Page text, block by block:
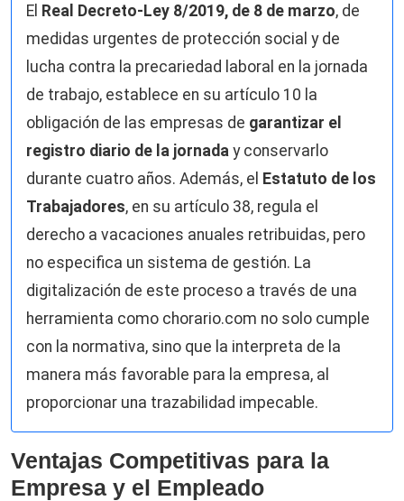
El Real Decreto-Ley 8/2019, de 8 de marzo, de
medidas urgentes de protección social y de
lucha contra la precariedad laboral en la jornada
de trabajo, establece en su artículo 10 la
obligación de las empresas de garantizar el
registro diario de la jornada y conservarlo
durante cuatro años. Además, el Estatuto de los
Trabajadores, en su artículo 38, regula el
derecho a vacaciones anuales retribuidas, pero
no especifica un sistema de gestión. La
digitalización de este proceso a través de una
herramienta como chorario.com no solo cumple
con la normativa, sino que la interpreta de la
manera más favorable para la empresa, al
proporcionar una trazabilidad impecable.
Ventajas Competitivas para la
Empresa y el Empleado